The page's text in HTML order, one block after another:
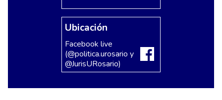
Ubicación
Facebook live
(@politica.urosario y
@JurisURosario)